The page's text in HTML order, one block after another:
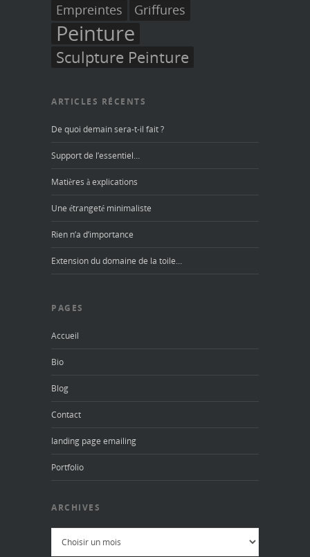
Empreintes Griffures
Peinture
Sculpture Peinture
ARTICLES RÉCENTS
De quoi demain sera-t-il fait ?
Support de l’essentiel…
Matières à explications
Une étrangeté minimaliste
Rien n’a d’importance
Extension du domaine de la toile…
PAGES
Accueil
Bio
Blog
Contact
landing page emailing
Portfolio
ARCHIVES